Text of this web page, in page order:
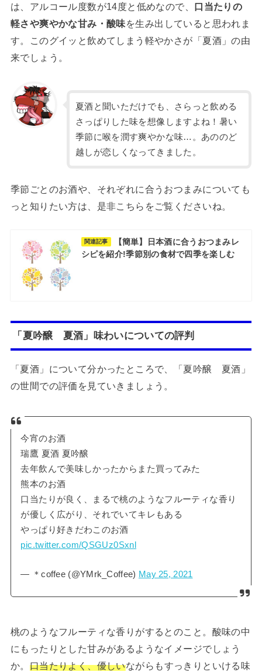
は、アルコール度数が14度と低めなので、 口当たりの
軽さや爽やかな甘み・酸味を生み出していると思われま
す。このグイッと飲めてしまう軽やかさが「夏酒」の由
来でしょう。
夏酒と聞いただけでも、さらっと飲める
さっぱりした味を想像しますよね！暑い
季節に喉を潤す爽やかな味…。あののど
越しが恋しくなってきました。
季節ごとのお酒や、それぞれに合うおつまみについても
っと知りたい方は、是非こちらをご覧くださいね。
関連記事
【簡単】日本酒に合うおつまみレ
シピを紹介!季節別の食材で四季を楽しむ
「夏吟醸 夏酒」味わいについての評判
「夏酒」について分かったところで、「夏吟醸 夏酒」
の世間での評価を見ていきましょう。
今宵のお酒
瑞鷹 夏酒 夏吟醸
去年飲んで美味しかったからまた買ってみた
熊本のお酒
口当たりが良く、まるで桃のようなフルーティな香り
が優しく広がり、それでいてキレもある
やっぱり好きだわこのお酒
pic.twitter.com/QSGUz0Sxnl
— ＊coffee (@YMrk_Coffee) May 25, 2021
桃のようなフルーティな香りがするとのこと。酸味の中
にもったりとした甘みがあるようなイメージでしょう
か。 口当たりよく、優しいながらもすっきりといける味